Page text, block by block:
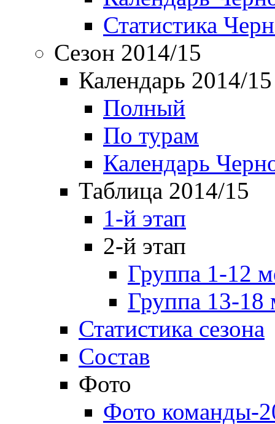
Статистика
Сезон 2014/15
Календарь 2014/15
Полный
По турам
Календарь
Таблица 2014/15
1-й этап
2-й этап
Группа 1-12
Группа 13-18
Статистика сезона
Состав
Фото
Фото команды-